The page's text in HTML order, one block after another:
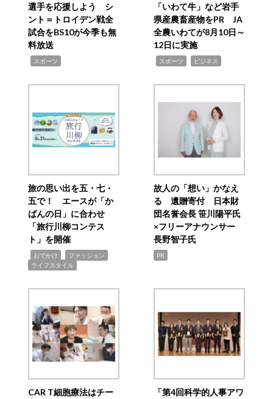
選手を応援しよう シ
ント＝トロイデン戦全
試合をBS10が今季も無
料放送
スポーツ
「いわて牛」など岩手
県産農畜産物をPR JA
全農いわてが8月10日～
12日に実施
スポーツ ビジネス
旅の思い出を五・七・
五で！ エースが「か
ばんの日」に合わせ
「旅行川柳コンテス
ト」を開催
おでかけ ファッション
ライフスタイル
故人の「想い」かなえ
る 遺贈寄付 日本財
団名誉会長 笹川陽平氏
×フリーアナウンサー
長野智子氏
PR
CAR T細胞療法はチー
「第4回科学的人事アワ